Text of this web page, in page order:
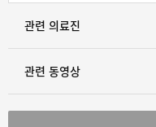
관련 의료진
관련 동영상